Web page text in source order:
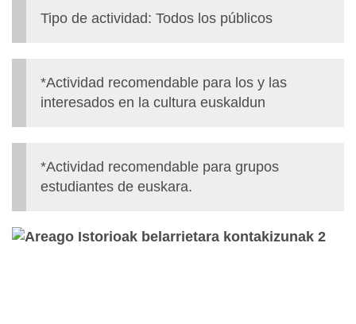
Tipo de actividad: Todos los públicos
*Actividad recomendable para los y las
interesados en la cultura euskaldun
*Actividad recomendable para grupos
estudiantes de euskara.